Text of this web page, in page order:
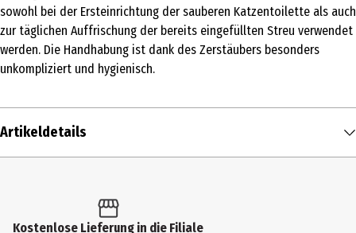
sowohl bei der Ersteinrichtung der sauberen Katzentoilette als auch
zur täglichen Auffrischung der bereits eingefüllten Streu verwendet
werden. Die Handhabung ist dank des Zerstäubers besonders
unkompliziert und hygienisch.
Artikeldetails
Produkttyp
Kostenlose Lieferung in die Filiale